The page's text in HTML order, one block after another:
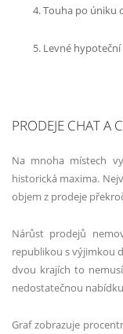
Touha po úniku
Levné
PRODEJE CHAT A
Na mnoha místech
historická maxima.
objem z prodeje
Nárůst prodejů
republikou s výjimkou
dvou krajích to
nedostatečnou
Graf zobrazuje